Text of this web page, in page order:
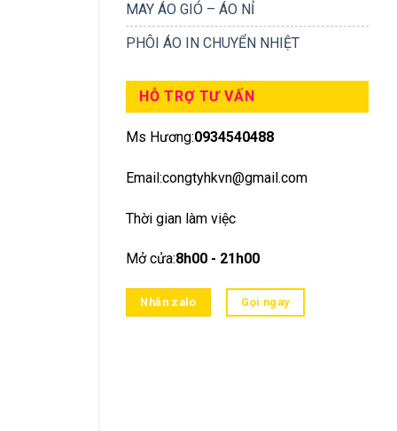
MAY ÁO GIÓ – ÁO NỈ
PHÔI ÁO IN CHUYỂN NHIỆT
HỖ TRỢ TƯ VẤN
Ms Hương:0934540488
Email:congtyhkvn@gmail.com
Thời gian làm việc
Mở cửa:8h00 - 21h00
Nhắn zalo Gọi ngay